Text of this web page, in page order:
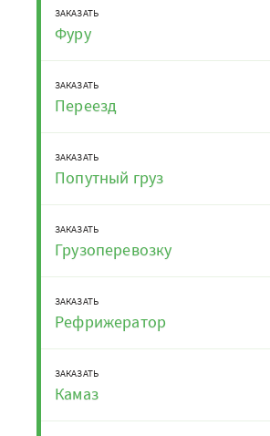
ЗАКАЗАТЬ
Фуру
ЗАКАЗАТЬ
Переезд
ЗАКАЗАТЬ
Попутный груз
ЗАКАЗАТЬ
Грузоперевозку
ЗАКАЗАТЬ
Рефрижератор
ЗАКАЗАТЬ
Камаз